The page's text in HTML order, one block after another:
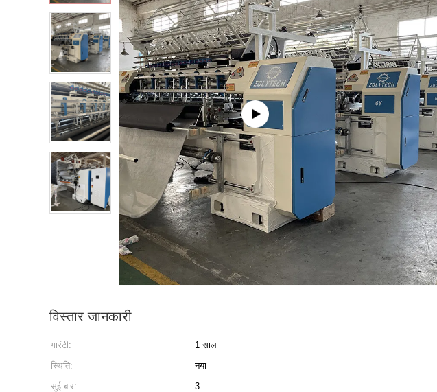
विस्तार जानकारी
गारंटी: 1 साल
स्थिति:
नया
सुई बार:
3